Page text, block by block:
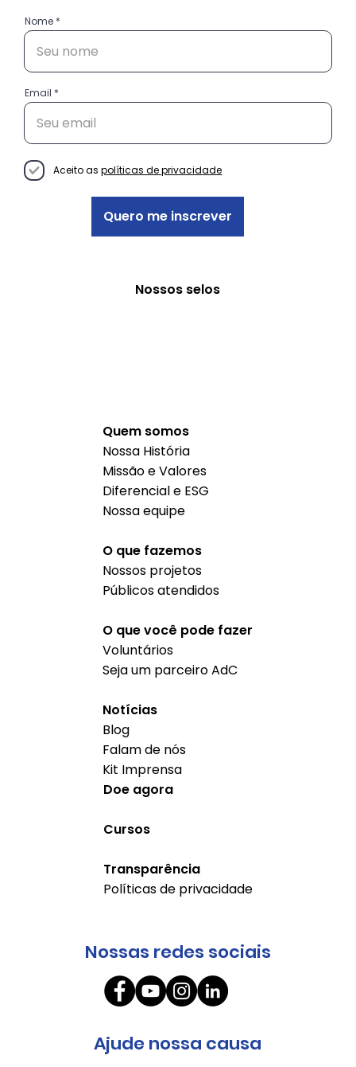
Conheça as histórias das
Nossas redes sociais
Ajude nossa causa
Quem somos
Nossa História
Missão e Valores
Diferencial e ESG
Nossa equipe
O que fazemos
Nossos projetos
Públicos atendidos
O que você pode fazer
Voluntários
Seja um parceiro AdC
Notícias
Blog
Falam de nós
Kit Imprensa
Doe agora
Cursos
Transparência
Políticas de privacidade
Nome
Email
Aceito as políticas de privacidade
Quero me inscrever
Nossos selos